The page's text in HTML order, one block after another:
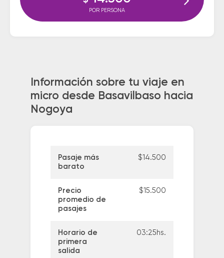
POR PERSONA
Información sobre tu viaje en
micro desde Basavilbaso hacia
Nogoya
Pasaje más
barato
$14.500
Precio
promedio de
pasajes
$15.500
Horario de
primera
salida
03:25hs.